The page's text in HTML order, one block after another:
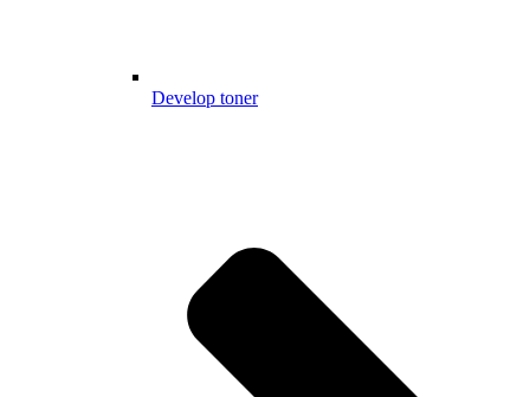
Develop toner